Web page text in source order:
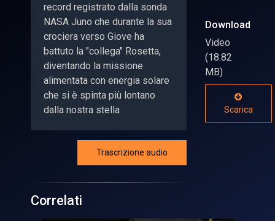
record registrato dalla sonda
NASA Juno che durante la sua
crociera verso Giove ha
battuto la "collega" Rosetta,
diventando la missione
alimentata con energia solare
che si è spinta più lontano
dalla nostra stella
Trascrizione audio
Download
Video
(18.82
MB)
Scarica
Correlati